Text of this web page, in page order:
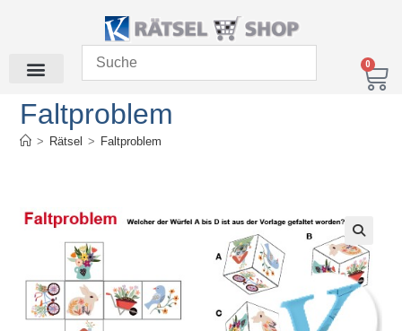
0
Faltproblem
> Rätsel > Faltproblem